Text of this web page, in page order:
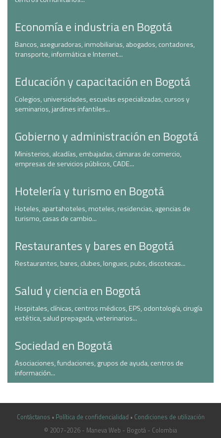
Economía e industria en Bogotá
Bancos, aseguradoras, inmobiliarias, abogados, contadores,
transporte, informática e Internet...
Educación y capacitación en Bogotá
Colegios, universidades, escuelas especializadas, cursos y
seminarios, jardines infantiles...
Gobierno y administración en Bogotá
Ministerios, alcadías, embajadas, cámaras de comercio,
empresas de servicios públicos, CADE...
Hotelería y turismo en Bogotá
Hoteles, apartahoteles, moteles, residencias, agencias de
turismo, casas de cambio...
Restaurantes y bares en Bogotá
Restaurantes, bares, clubes, longues, pubs, discotecas...
Salud y ciencia en Bogotá
Hospitales, clínicas, centros médicos, EPS, odontología, cirugía
estética, salud prepagada, veterinarios...
Sociedad en Bogotá
Asociaciones, fundaciones, grupos de ayuda, centros de
información...
Contáctanos • Política de confidencialidad • Condiciones de utilización
© 2007-2026 - Maneva Web - Bogotá - Colombia